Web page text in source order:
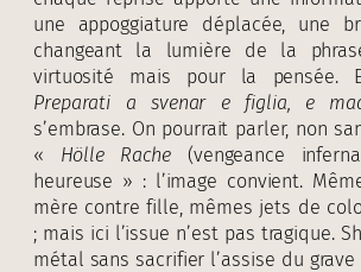
une appoggiature déplacée, une
changeant la lumière de la
virtuosité mais pour la pensée.
Preparati a svenar e figlia, e
s’embrase. On pourrait parler, non
« Hölle Rache (vengeance
heureuse » : l’image convient.
mère contre fille, mêmes jets de
; mais ici l’issue n’est pas tragique.
métal sans sacrifier l’assise du